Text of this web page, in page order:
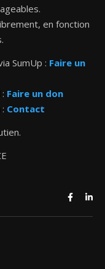
en fonction
SumUp : Faire un
Faire un don
Contact